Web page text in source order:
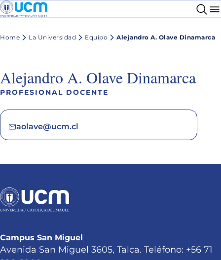
Home La Universidad Equipo Alejandro A. Olave Dinamarca
Alejandro A. Olave Dinamarca
PROFESIONAL DOCENTE
aolave@ucm.cl
Campus San Miguel
Avenida San Miguel 3605, Talca. Teléfono: +56 71